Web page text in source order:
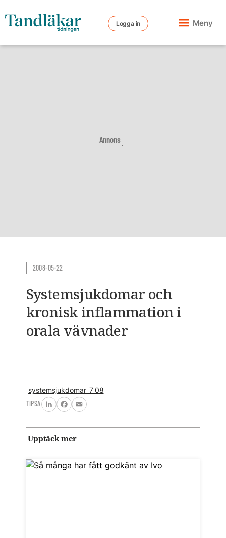
Logga in Meny
Annons
2008-05-22
Systemsjukdomar och
kronisk inflammation i
orala vävnader
systemsjukdomar_7_08
TIPSA
LinkedInFacebook
Email
Upptäck mer